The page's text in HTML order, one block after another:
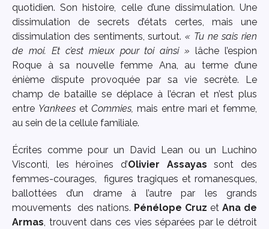
quotidien. Son histoire, celle d’une dissimulation. Une
dissimulation de secrets d’états certes, mais une
dissimulation des sentiments, surtout. « Tu ne sais rien
de moi. Et c’est mieux pour toi ainsi » lâche l’espion
Roque à sa nouvelle femme Ana, au terme d’une
énième dispute provoquée par sa vie secrète. Le
champ de bataille se déplace à l’écran et n’est plus
entre YankeesetCommies, mais entre mari et femme,
au sein de la cellule familiale.
Écrites comme pour un David Lean ou un Luchino
Visconti, les héroïnes d’Olivier Assayassont des
femmes-courages, figures tragiques et romanesques,
ballottées d’un drame à l’autre par les grands
mouvements des nations. Pénélope Cruz et Ana de
Armas, trouvent dans ces vies séparées par le détroit